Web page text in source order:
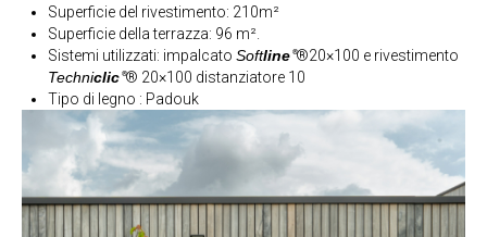
Superficie del rivestimento: 210m²
Superficie della terrazza: 96 m².
Sistemi utilizzati: impalcato Softline ®®20×100 e rivestimento
Techniclic ®® 20×100 distanziatore 10
Tipo di legno : Padouk